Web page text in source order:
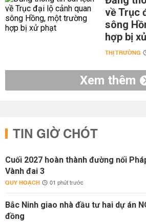
về Trục
sông
hợp bị
THỊ TRƯỜNG
Xem thêm
TIN GIỜ CHÓT
Cuối 2027 hoàn thành đường nối
Vành đai 3
QUY HOẠCH 01 phút trước
Bắc Ninh giao nhà đầu tư hai dự án
đồng